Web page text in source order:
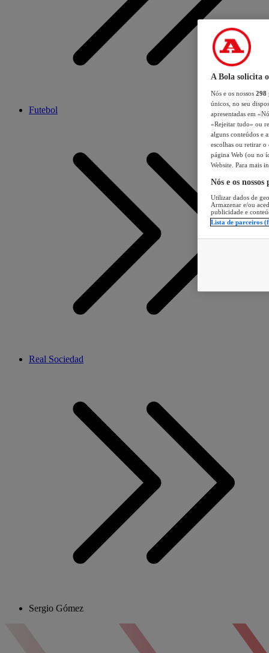
Futebol
Real Sociedad
Sergio Gómez
A Bola solicita
Nós e os nossos 298
únicos, no seu
apresentadas em
«Rejeitar tudo» ou
alguns conteúdos e
escolhas ou retirar
página Web (ou no
Website. Para mais
Nós e os
Utilizar dados de
Armazenar e/ou
publicidade e
Lista de parceiros